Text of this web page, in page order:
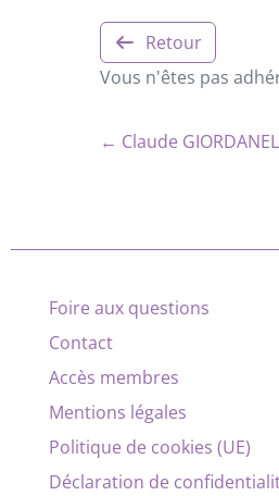
Retour
Vous n'êtes pas
← Claude
Foire aux questions
Contact
Accès membres
Mentions légales
Politique de cookies (UE)
Déclaration de